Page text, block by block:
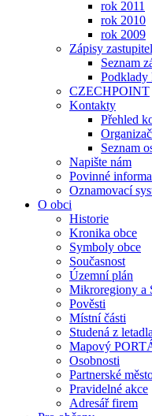
rok 2011
rok 2010
rok 2009
Zápisy
Seznam
Podklady
CZECHPOINT
Kontakty
Přehled
Seznam
Napište nám
Povinné
Oznamovací
O obci
Historie
Kronika obce
Symboly obce
Současnost
Územní plán
Mikroregiony a
Pověsti
Místní části
Studená z letadla
Mapový
Osobnosti
Partnerské
Pravidelné akce
Adresář firem